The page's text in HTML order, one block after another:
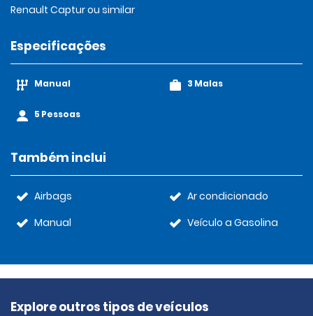
Renault Captur ou similar
Especificações
Manual
5 Pessoas
3 Malas
Também inclui
Airbags
Manual
Ar condicionado
Veículo a Gasolina
Explore outros tipos de veículos